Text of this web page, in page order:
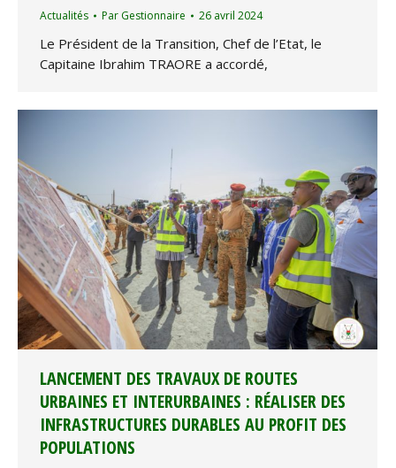
Actualités Par Gestionnaire 26 avril 2024
Le Président de la Transition, Chef de l’Etat, le
Capitaine Ibrahim TRAORE a accordé,
LANCEMENT DES TRAVAUX DE ROUTES
URBAINES ET INTERURBAINES : RÉALISER DES
INFRASTRUCTURES DURABLES AU PROFIT DES
POPULATIONS